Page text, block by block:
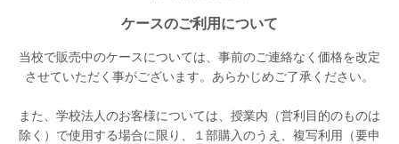
ケースのご利用について
当校で販売中のケースについては、事前のご連絡なく価格を改定
させていただく事がございます。あらかじめご了承ください。
また、学校法人のお客様については、授業内（営利目的のものは
除く）で使用する場合に限り、１部購入のうえ、複写利用（要申